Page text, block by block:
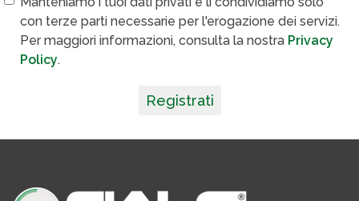
con terze parti necessarie per l'erogazione dei servizi.
Per maggiori informazioni, consulta la nostra Privacy
Policy.
Registrati